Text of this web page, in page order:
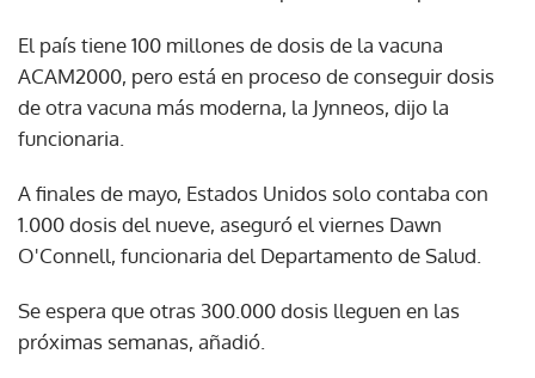
El país tiene 100 millones de dosis de la vacuna
ACAM2000, pero está en proceso de conseguir dosis
de otra vacuna más moderna, la Jynneos, dijo la
funcionaria.
A finales de mayo, Estados Unidos solo contaba con
1.000 dosis del nueve, aseguró el viernes Dawn
O'Connell, funcionaria del Departamento de Salud.
Se espera que otras 300.000 dosis lleguen en las
próximas semanas, añadió.